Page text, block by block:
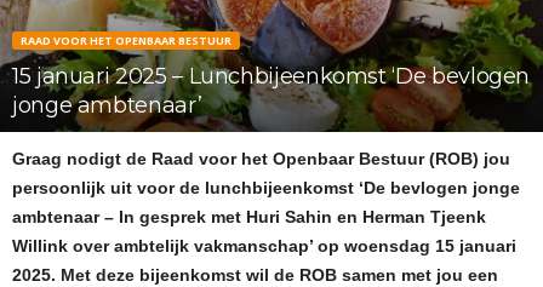
RAAD VOOR HET OPENBAAR BESTUUR
15 januari 2025 – Lunchbijeenkomst ‘De bevlogen
jonge ambtenaar’
Graag nodigt de Raad voor het Openbaar Bestuur (ROB) jou
persoonlijk uit voor de lunchbijeenkomst ‘De bevlogen jonge
ambtenaar – In gesprek met Huri Sahin en Herman Tjeenk
Willink over ambtelijk vakmanschap’ op woensdag 15 januari
2025. Met deze bijeenkomst wil de ROB samen met jou een